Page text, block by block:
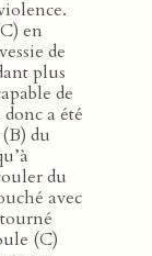
en
de
plus
de
a été
du
du
avec
(C)